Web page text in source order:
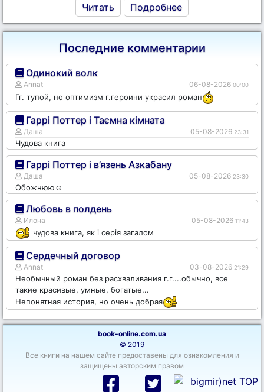
Читать Подробнее
Последние комментарии
Одинокий волк
Annat 06-08-2026 00:00
Гг. тупой, но оптимизм г.героини украсил роман
Гаррі Поттер і Таємна кімната
Даша 05-08-2026 23:31
Чудова книга
Гаррі Поттер і в’язень Азкабану
Даша 05-08-2026 23:30
Обожнюю☺️
Любовь в полдень
Илона 05-08-2026 11:43
чудова книга, як і серія загалом
Сердечный договор
Annat 03-08-2026 21:29
Необычный роман без расхваливания г.г....обычно, все
такие красивые, умные, богатые...
Непонятная история, но очень добрая
book-online.com.ua
© 2019
Все книги на нашем сайте предоставены для ознакомления и
защищены авторским правом